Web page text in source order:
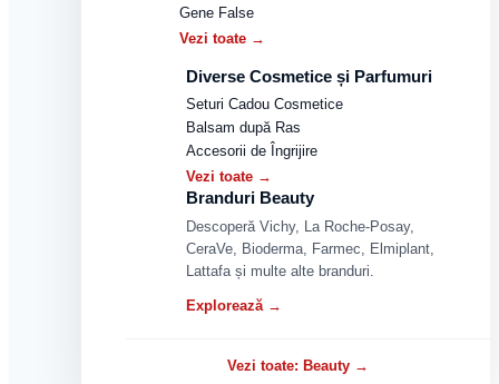
Gene False
Vezi toate →
Diverse Cosmetice și Parfumuri
Seturi Cadou Cosmetice
Balsam după Ras
Accesorii de Îngrijire
Vezi toate →
Branduri Beauty
Descoperă Vichy, La Roche-Posay,
CeraVe, Bioderma, Farmec, Elmiplant,
Lattafa și multe alte branduri.
Explorează →
Vezi toate: Beauty →